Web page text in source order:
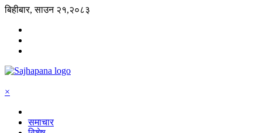
बिहीबार, साउन २१,२०८३
×
समाचार